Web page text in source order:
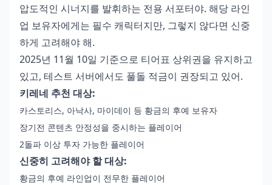
압도적인 시너지를 발휘하는 전용 서포터야. 해당 라인
업 보유자에게는 필수 캐릭터지만, 그렇지 않다면 신중
하게 고려해야 해.
2025년 11월 10일 기준으로 티어표 상위권을 유지하고
있고, 테스트 서버에서도 풀돌 적금이 권장되고 있어.
키레네 추천 대상:
카스토리스, 아낙사, 마이데이 등 황금의 후예 보유자
장기전 콘텐츠 안정성을 중시하는 플레이어
2돌파 이상 투자 가능한 플레이어
신중히 고려해야 할 대상:
황금의 후예 라인업이 전무한 플레이어